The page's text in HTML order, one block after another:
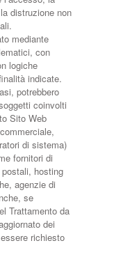
distruzione non
mediante
con
logiche
indicate.
potrebbero
coinvolti
Sito Web
di sistema)
fornitori di
hosting
agenzie di
se
Trattamento da
dei
richiesto